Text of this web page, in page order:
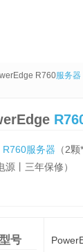
R760服务器
R760服务器 （2
丨三年保修）
号